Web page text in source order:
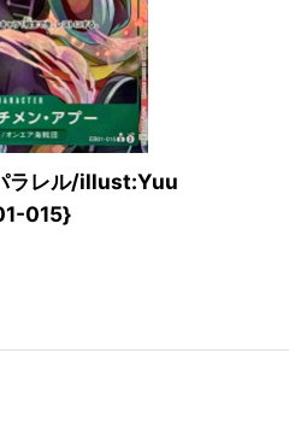
ラレル/illust:Yuu
015}